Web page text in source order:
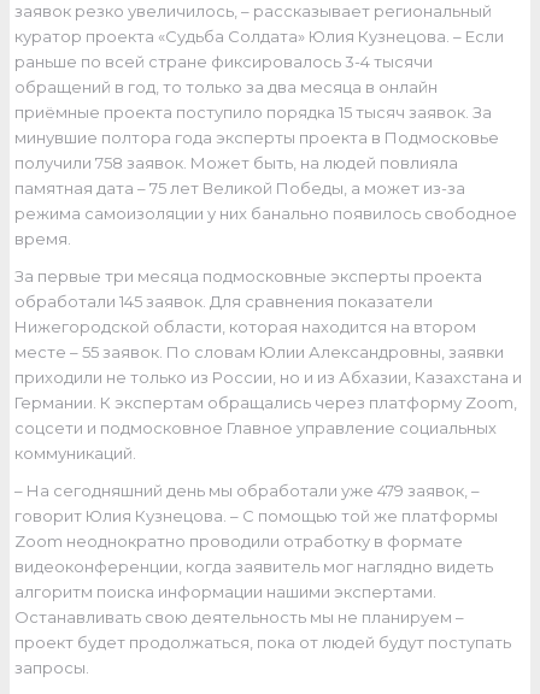
заявок резко увеличилось, – рассказывает региональный
куратор проекта «Судьба Солдата» Юлия Кузнецова. – Если
раньше по всей стране фиксировалось 3-4 тысячи
обращений в год, то только за два месяца в онлайн
приёмные проекта поступило порядка 15 тысяч заявок. За
минувшие полтора года эксперты проекта в Подмосковье
получили 758 заявок. Может быть, на людей повлияла
памятная дата – 75 лет Великой Победы, а может из-за
режима самоизоляции у них банально появилось свободное
время.
За первые три месяца подмосковные эксперты проекта
обработали 145 заявок. Для сравнения показатели
Нижегородской области, которая находится на втором
месте – 55 заявок. По словам Юлии Александровны, заявки
приходили не только из России, но и из Абхазии, Казахстана и
Германии. К экспертам обращались через платформу Zoom,
соцсети и подмосковное Главное управление социальных
коммуникаций.
– На сегодняшний день мы обработали уже 479 заявок, –
говорит Юлия Кузнецова. – С помощью той же платформы
Zoom неоднократно проводили отработку в формате
видеоконференции, когда заявитель мог наглядно видеть
алгоритм поиска информации нашими экспертами.
Останавливать свою деятельность мы не планируем –
проект будет продолжаться, пока от людей будут поступать
запросы.